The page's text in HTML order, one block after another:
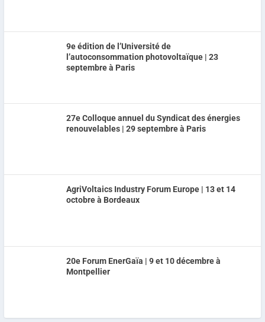
9e édition de l’Université de
l’autoconsommation photovoltaïque | 23
septembre à Paris
27e Colloque annuel du Syndicat des énergies
renouvelables | 29 septembre à Paris
AgriVoltaics Industry Forum Europe | 13 et 14
octobre à Bordeaux
20e Forum EnerGaïa | 9 et 10 décembre à
Montpellier